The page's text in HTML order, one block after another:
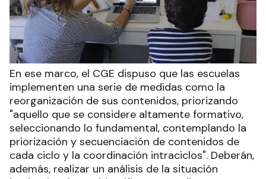
En ese marco, el CGE dispuso que las escuelas
implementen una serie de medidas como la
reorganización de sus contenidos, priorizando
"aquello que se considere altamente formativo,
seleccionando lo fundamental, contemplando la
priorización y secuenciación de contenidos de
cada ciclo y la coordinación intraciclos". Deberán,
además, realizar un análisis de la situación